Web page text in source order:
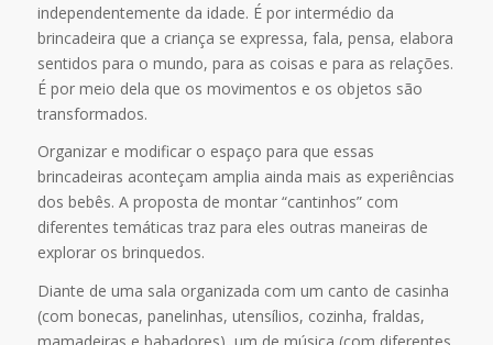
independentemente da idade. É por intermédio da
brincadeira que a criança se expressa, fala, pensa, elabora
sentidos para o mundo, para as coisas e para as relações.
É por meio dela que os movimentos e os objetos são
transformados.
Organizar e modificar o espaço para que essas
brincadeiras aconteçam amplia ainda mais as experiências
dos bebês. A proposta de montar “cantinhos” com
diferentes temáticas traz para eles outras maneiras de
explorar os brinquedos.
Diante de uma sala organizada com um canto de casinha
(com bonecas, panelinhas, utensílios, cozinha, fraldas,